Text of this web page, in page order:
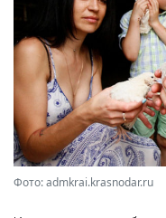
Фото: admkrai.krasnodar.ru